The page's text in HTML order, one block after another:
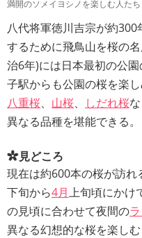
満開のソメイヨシノを楽しむ人たち
八代将軍徳川吉宗が約
するために飛鳥山を桜の
治6年)には日本最初の公
子駅からも公園の桜を楽
八重桜、 山桜、 しだれ桜
異なる品種を堪能できる。
見どころ
現在は約600本の桜が訪れ
下旬から4月上旬頃にかけ
の見頃に合わせて夜間の
異なる幻想的な桜を楽しむ